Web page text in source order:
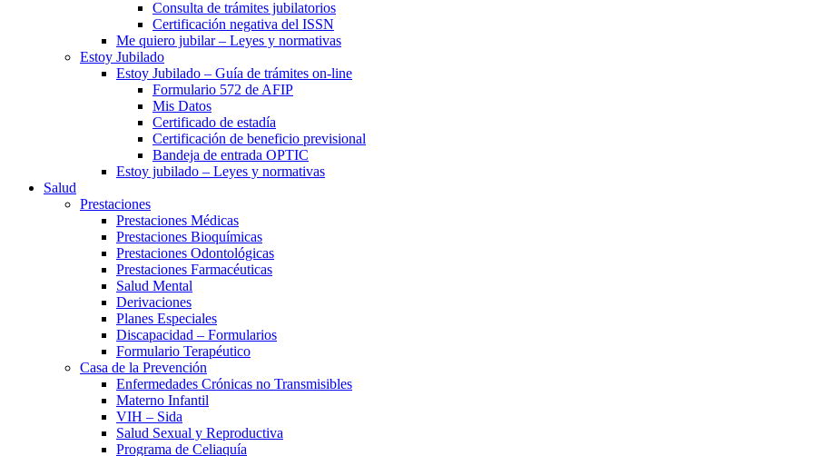
Consulta de trámites jubilatorios
Certificación negativa del ISSN
Me quiero jubilar – Leyes y normativas
Estoy Jubilado
Estoy Jubilado – Guía de trámites on-line
Formulario 572 de AFIP
Mis Datos
Certificado de estadía
Certificación de beneficio previsional
Bandeja de entrada OPTIC
Estoy jubilado – Leyes y normativas
Salud
Prestaciones
Prestaciones Médicas
Prestaciones Bioquímicas
Prestaciones Odontológicas
Prestaciones Farmacéuticas
Salud Mental
Derivaciones
Planes Especiales
Discapacidad – Formularios
Formulario Terapéutico
Casa de la Prevención
Enfermedades Crónicas no Transmisibles
Materno Infantil
VIH – Sida
Salud Sexual y Reproductiva
Programa de Celiaquía